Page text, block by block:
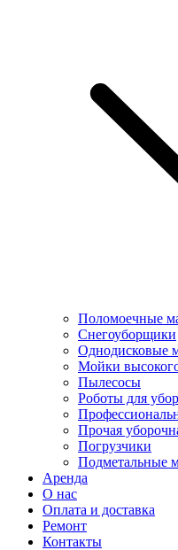
Поломоечные
Снегоуборщики
Однодисковые
Мойки
Пылесосы
Роботы для
Прочая
Погрузчики
Подметальные
Аренда
О нас
Оплата и доставка
Ремонт
Контакты